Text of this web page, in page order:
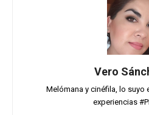
Vero
Melómana y cinéfila, lo suyo
experiencias